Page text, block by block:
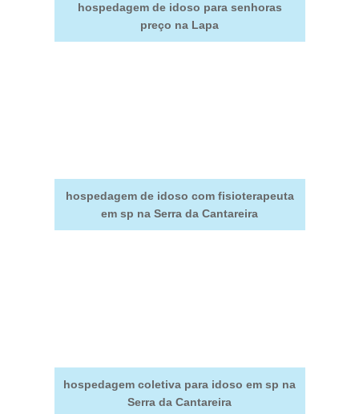
hospedagem de idoso para senhoras
preço na Lapa
hospedagem de idoso com fisioterapeuta
em sp na Serra da Cantareira
hospedagem coletiva para idoso em sp na
Serra da Cantareira